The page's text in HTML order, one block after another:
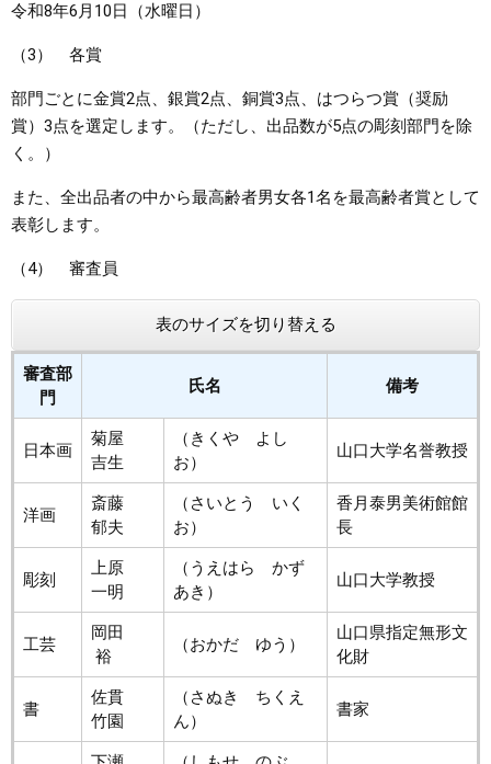
令和8年6月10日（水曜日）
（3） 各賞
部門ごとに金賞2点、銀賞2点、銅賞3点、はつらつ賞（奨励
賞）3点を選定します。（ただし、出品数が5点の彫刻部門を除
く。）
また、全出品者の中から最高齢者男女各1名を最高齢者賞として
表彰します。
（4） 審査員
表のサイズを切り替える
審査部
門
氏名 備考
日本画
菊屋
吉生
（きくや よし
お）
山口大学名誉教授
洋画
斎藤
郁夫
（さいとう いく
お）
香月泰男美術館館
長
彫刻
上原
一明
（うえはら かず
あき）
山口大学教授
工芸
岡田
裕
（おかだ ゆう）
山口県指定無形文
化財
書
佐貫
竹園
（さぬき ちくえ
ん）
書家